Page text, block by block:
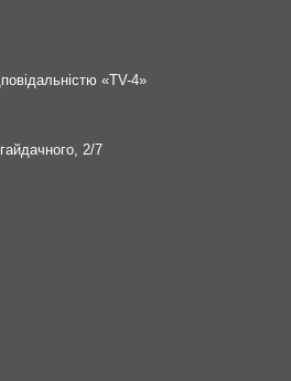
«TV-4»
2/7